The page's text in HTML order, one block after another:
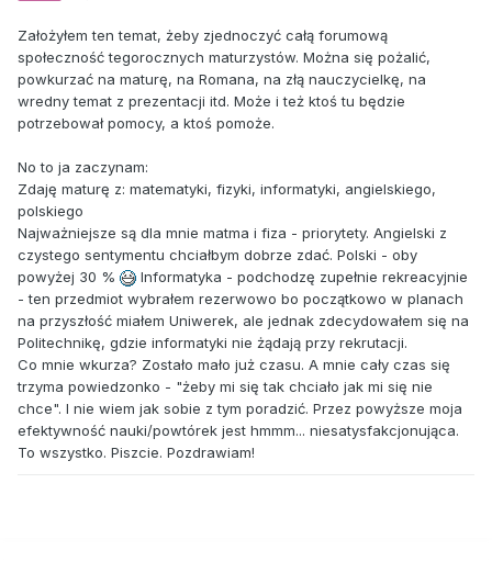
Założyłem ten temat, żeby zjednoczyć całą forumową
społeczność tegorocznych maturzystów. Można się pożalić,
powkurzać na maturę, na Romana, na złą nauczycielkę, na
wredny temat z prezentacji itd. Może i też ktoś tu będzie
potrzebował pomocy, a ktoś pomoże.
No to ja zaczynam:
Zdaję maturę z: matematyki, fizyki, informatyki, angielskiego,
polskiego
Najważniejsze są dla mnie matma i fiza - priorytety. Angielski z
czystego sentymentu chciałbym dobrze zdać. Polski - oby
powyżej 30 %
Informatyka - podchodzę zupełnie rekreacyjnie
- ten przedmiot wybrałem rezerwowo bo początkowo w planach
na przyszłość miałem Uniwerek, ale jednak zdecydowałem się na
Politechnikę, gdzie informatyki nie żądają przy rekrutacji.
Co mnie wkurza? Zostało mało już czasu. A mnie cały czas się
trzyma powiedzonko - "żeby mi się tak chciało jak mi się nie
chce". I nie wiem jak sobie z tym poradzić. Przez powyższe moja
efektywność nauki/powtórek jest hmmm... niesatysfakcjonująca.
To wszystko. Piszcie. Pozdrawiam!